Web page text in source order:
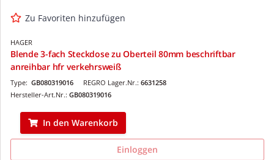
Zu Favoriten hinzufügen
HAGER
Blende 3-fach Steckdose zu Oberteil 80mm beschriftbar
anreihbar hfr verkehrsweiß
REGRO Lager.Nr.: 6631258
Type: GB080319016
Hersteller-Art.Nr.: GB080319016
In den Warenkorb
Einloggen